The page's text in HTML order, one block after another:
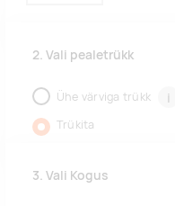
2. Vali pealetrükk
Ühe värviga trükk i
Trükita
3. Vali Kogus